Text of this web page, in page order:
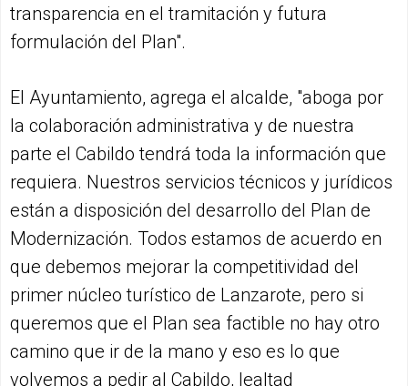
transparencia en el tramitación y futura
formulación del Plan".
El Ayuntamiento, agrega el alcalde, "aboga por
la colaboración administrativa y de nuestra
parte el Cabildo tendrá toda la información que
requiera. Nuestros servicios técnicos y jurídicos
están a disposición del desarrollo del Plan de
Modernización. Todos estamos de acuerdo en
que debemos mejorar la competitividad del
primer núcleo turístico de Lanzarote, pero si
queremos que el Plan sea factible no hay otro
camino que ir de la mano y eso es lo que
volvemos a pedir al Cabildo, lealtad